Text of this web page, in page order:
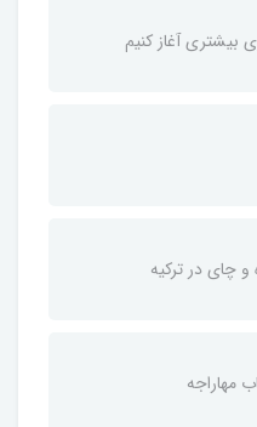
بیشتری آغاز کنیم
چای در ترکیه
مهاراجه